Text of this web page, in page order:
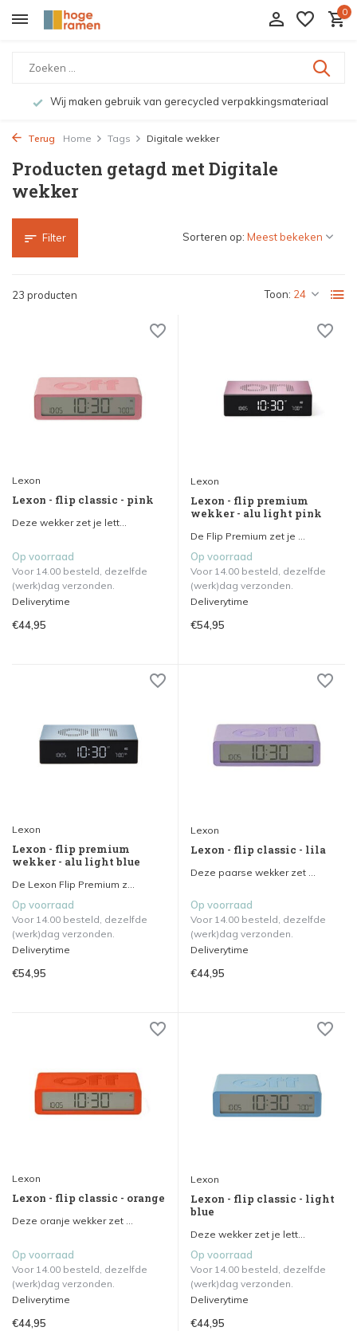
0
Wij maken gebruik van gerecycled verpakkingsmateriaal
Terug Home Tags Digitale wekker
Producten getagd met Digitale
wekker
Filter
23 producten Toon:
Sorteren op:
Lexon
Lexon - flip classic - pink
Deze wekker zet je lett...
Op voorraad
Voor 14.00 besteld, dezelfde
(werk)dag verzonden.
Deliverytime
€44,95
Lexon
Lexon - flip premium
wekker - alu light pink
De Flip Premium zet je ...
Op voorraad
Voor 14.00 besteld, dezelfde
(werk)dag verzonden.
Deliverytime
€54,95
Lexon
Lexon - flip premium
wekker - alu light blue
De Lexon Flip Premium z...
Op voorraad
Voor 14.00 besteld, dezelfde
(werk)dag verzonden.
Deliverytime
€54,95
Lexon
Lexon - flip classic - lila
Deze paarse wekker zet ...
Op voorraad
Voor 14.00 besteld, dezelfde
(werk)dag verzonden.
Deliverytime
€44,95
Lexon
Lexon - flip classic - orange
Deze oranje wekker zet ...
Op voorraad
Voor 14.00 besteld, dezelfde
(werk)dag verzonden.
Deliverytime
€44,95
Lexon
Lexon - flip classic - light
blue
Deze wekker zet je lett...
Op voorraad
Voor 14.00 besteld, dezelfde
(werk)dag verzonden.
Deliverytime
€44,95